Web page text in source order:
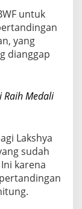
untuk
yang
dianggap
Raih Medali
Lakshya
sudah
karena